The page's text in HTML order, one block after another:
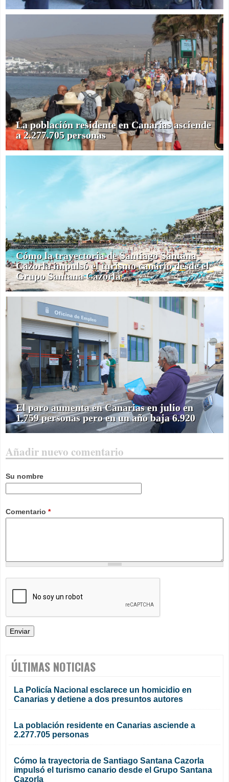
La población residente en Canarias asciende
a 2.277.705 personas
Cómo la trayectoria de Santiago Santana
Cazorla impulsó el turismo canario desde el
Grupo Santana Cazorla
El paro aumenta en Canarias en julio en
1.759 personas pero en un año baja 6.920
Añadir nuevo comentario
Su nombre
Comentario *
ÚLTIMAS NOTICIAS
La Policía Nacional esclarece un homicidio en
Canarias y detiene a dos presuntos autores
La población residente en Canarias asciende a
2.277.705 personas
Cómo la trayectoria de Santiago Santana Cazorla
impulsó el turismo canario desde el Grupo Santana
Cazorla